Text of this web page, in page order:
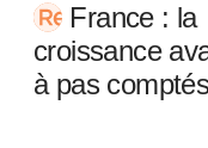
France : la
croissance
à pas comptés